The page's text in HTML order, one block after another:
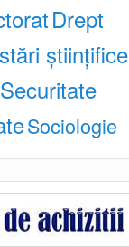
Drept
științifice
Securitate
Sociologie